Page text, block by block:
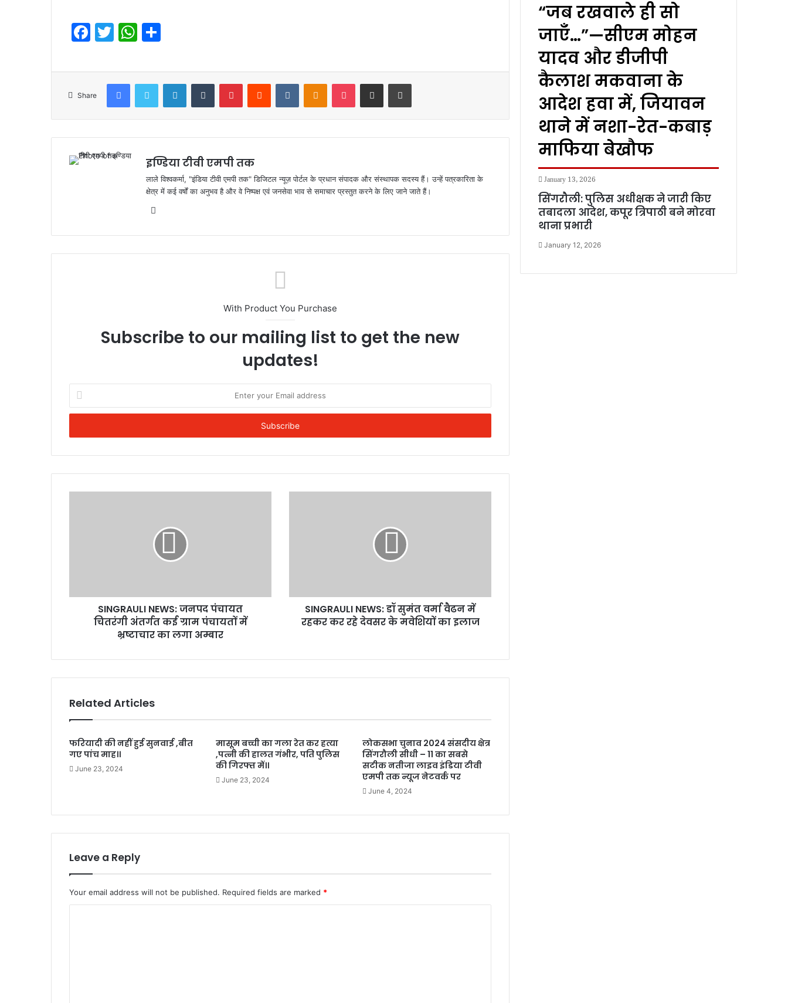
F
c
e
o
o
k
T
itt
er
W
at
s
A
p
p
ar
e
Share
FacebookTwitter LinkedInTumblr PinterestReddit VKontakteOdnoklassniki
Pocket Share via Email Print
इण्डिया टीवी एमपी तक
लाले विश्वकर्मा, "इंडिया टीवी एमपी तक" डिजिटल न्यूज़ पोर्टल के प्रधान संपादक और संस्थापक सदस्य हैं। उन्हें पत्रकारिता के
क्षेत्र में कई वर्षों का अनुभव है और वे निष्पक्ष एवं जनसेवा भाव से समाचार प्रस्तुत करने के लिए जाने जाते हैं।
With Product You Purchase
Subscribe to our mailing list to get the new
updates!
your
Email
SINGRAULI NEWS: जनपद पंचायत
चितरंगी अंतर्गत कई ग्राम पंचायतों में
भ्रष्टाचार का लगा अम्बार
SINGRAULI NEWS: डॉ सुमंत वर्मा वैढन में
रहकर कर रहे देवसर के मवेशियों का इलाज
Related Articles
फरियादी की नहीं हुई सुनवाई ,बीत
गए पांच माह।।
June 23, 2024
मासूम बच्ची का गला रेत कर हत्या
,पत्नी की हालत गंभीर, पति पुलिस
की गिरफ्त में।।
June 23, 2024
लोकसभा चुनाव 2024 संसदीय क्षेत्र
सिंगरौली सीधी – 11 का सबसे
सटीक नतीजा लाइव इंडिया टीवी
एमपी तक न्यूज नेटवर्क पर
June 4, 2024
Leave a Reply
Your email address will not be published. Required fields are marked *
“जब रखवाले ही सो
जाएँ…”—सीएम मोहन
यादव और डीजीपी
कैलाश मकवाना के
आदेश हवा में, जियावन
थाने में नशा-रेत-कबाड़
माफिया बेखौफ
January 13, 2026
सिंगरौली: पुलिस अधीक्षक ने जारी किए
तबादला आदेश, कपूर त्रिपाठी बने मोरवा
थाना प्रभारी
January 12, 2026